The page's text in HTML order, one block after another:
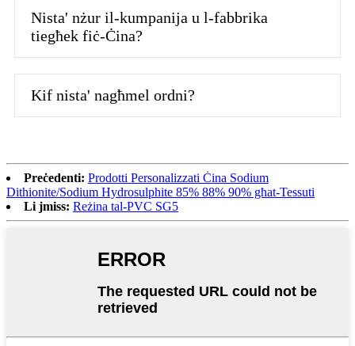
Nista' nżur il-kumpanija u l-fabbrika
tiegħek fiċ-Ċina?
Kif nista' nagħmel ordni?
Preċedenti: Prodotti Personalizzati Ċina Sodium
Dithionite/Sodium Hydrosulphite 85% 88% 90% għat-Tessuti
Li jmiss: Reżina tal-PVC SG5